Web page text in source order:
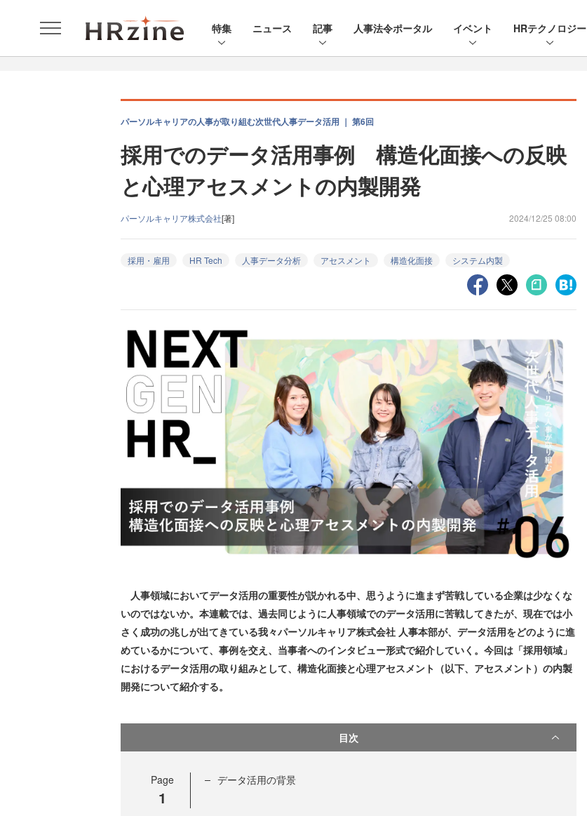
特集 ニュース 記事 人事法令ポータル イベント HRテクノロジー
パーソルキャリアの人事が取り組む次世代人事データ活用 ｜ 第6回
採用でのデータ活用事例 構造化面接への反映
と心理アセスメントの内製開発
パーソルキャリア株式会社[著] 2024/12/25 08:00
採用・雇用 HR Tech 人事データ分析 アセスメント 構造化面接 システム内製
人事領域においてデータ活用の重要性が説かれる中、思うように進まず苦戦している企業は少なくな
いのではないか。本連載では、過去同じように人事領域でのデータ活用に苦戦してきたが、現在では小
さく成功の兆しが出てきている我々パーソルキャリア株式会社 人事本部が、データ活用をどのように進
めているかについて、事例を交え、当事者へのインタビュー形式で紹介していく。今回は「採用領域」
におけるデータ活用の取り組みとして、構造化面接と心理アセスメント（以下、アセスメント）の内製
開発について紹介する。
目次
Page
1
データ活用の背景